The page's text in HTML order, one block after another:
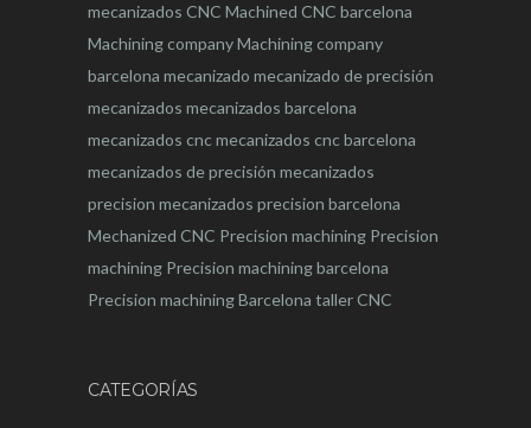
mecanizados CNC Machined CNC barcelona
Machining companyMachining company
barcelona mecanizado mecanizado de precisión
mecanizados mecanizados barcelona
mecanizados cncmecanizados cnc barcelona
mecanizados de precisión mecanizados
precision mecanizados precision barcelona
Mechanized CNC Precision machining Precision
machining Precision machining barcelona
Precision machining Barcelona taller CNC
CATEGORÍAS